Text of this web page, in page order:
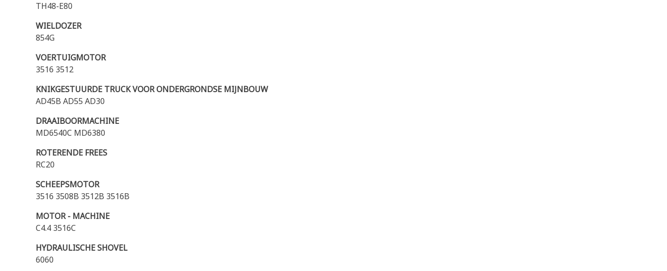
TH48-E80
WIELDOZER
854G
VOERTUIGMOTOR
3516 3512
KNIKGESTUURDE TRUCK VOOR ONDERGRONDSE MIJNBOUW
AD45B AD55 AD30
DRAAIBOORMACHINE
MD6540C MD6380
ROTERENDE FREES
RC20
SCHEEPSMOTOR
3516 3508B 3512B 3516B
MOTOR - MACHINE
C4.4 3516C
HYDRAULISCHE SHOVEL
6060